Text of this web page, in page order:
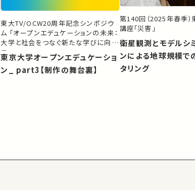
東大TV/OCW20周年記念シンポジウ
ム 「オープンエデュケーションの未来：
大学と社会をつなぐ新たな学びに向け
て」
東京大学オープンエデュケーショ
ン_ part3【制作の舞台裏】
第140回（2025年春季
講座「災害」
衛星観測とモデルシ
ンによる地球規模で
タリング